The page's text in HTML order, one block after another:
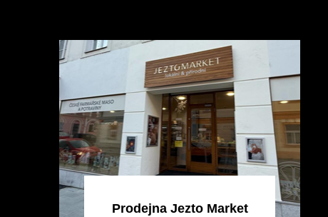
Prodejna Jezto Market